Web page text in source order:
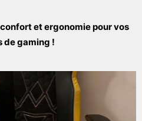
et ergonomie pour vos
de gaming !